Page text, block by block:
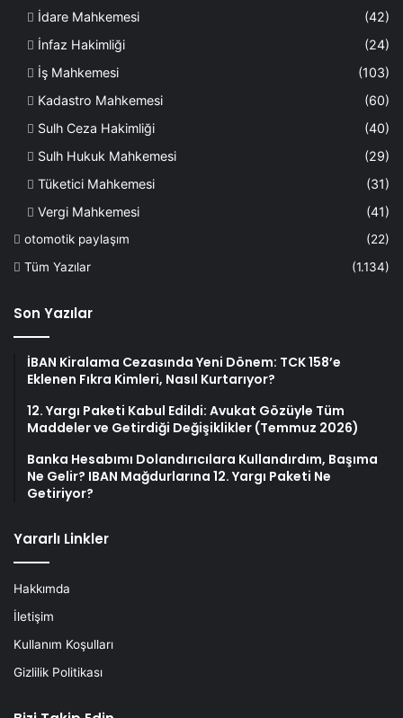
İdare Mahkemesi
(42)
İnfaz Hakimliği
(24)
İş Mahkemesi
(103)
Kadastro Mahkemesi
(60)
Sulh Ceza Hakimliği
(40)
Sulh Hukuk Mahkemesi
(29)
Tüketici Mahkemesi
(31)
Vergi Mahkemesi
(41)
otomotik paylaşım
(22)
Tüm Yazılar
(1.134)
Son Yazılar
İBAN Kiralama Cezasında Yeni Dönem: TCK 158’e
Eklenen Fıkra Kimleri, Nasıl Kurtarıyor?
12. Yargı Paketi Kabul Edildi: Avukat Gözüyle Tüm
Maddeler ve Getirdiği Değişiklikler (Temmuz 2026)
Banka Hesabımı Dolandırıcılara Kullandırdım, Başıma
Ne Gelir? IBAN Mağdurlarına 12. Yargı Paketi Ne
Getiriyor?
Yararlı Linkler
Hakkımda
İletişim
Kullanım Koşulları
Gizlilik Politikası